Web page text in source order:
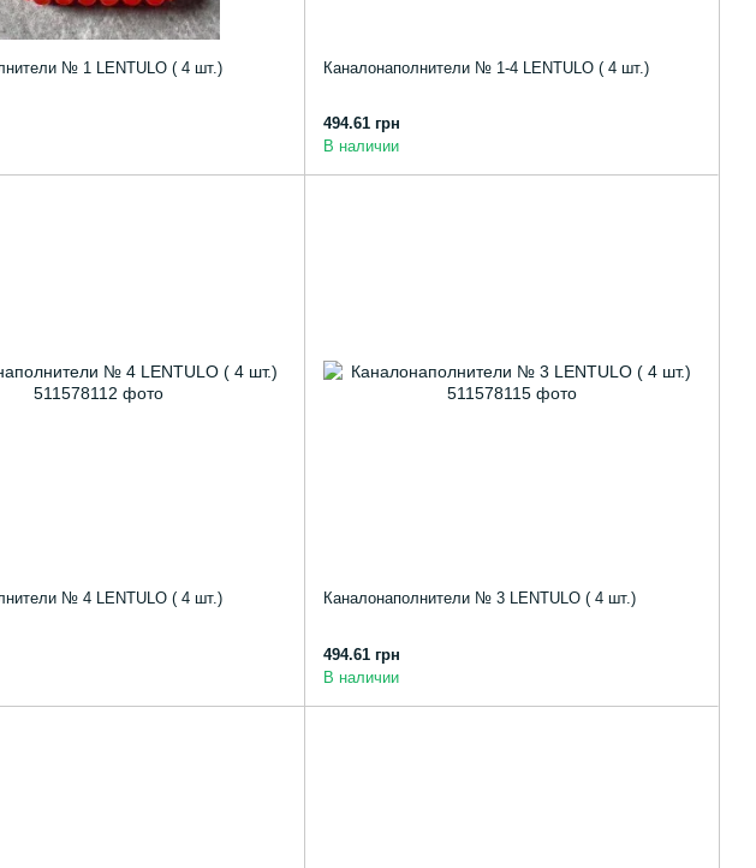
№ 1 LENTULO ( 4 шт.) Каналонаполнители № 1-4 LENTULO ( 4 шт.)
494.61 грн
В наличии
№ 4 LENTULO ( 4 шт.) Каналонаполнители № 3 LENTULO ( 4 шт.)
494.61 грн
В наличии